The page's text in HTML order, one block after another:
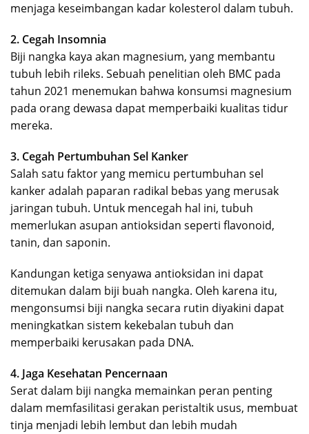
menjaga keseimbangan kadar kolesterol dalam tubuh.
2. Cegah Insomnia
Biji nangka kaya akan magnesium, yang membantu
tubuh lebih rileks. Sebuah penelitian oleh BMC pada
tahun 2021 menemukan bahwa konsumsi magnesium
pada orang dewasa dapat memperbaiki kualitas tidur
mereka.
3. Cegah Pertumbuhan Sel Kanker
Salah satu faktor yang memicu pertumbuhan sel
kanker adalah paparan radikal bebas yang merusak
jaringan tubuh. Untuk mencegah hal ini, tubuh
memerlukan asupan antioksidan seperti flavonoid,
tanin, dan saponin.
Kandungan ketiga senyawa antioksidan ini dapat
ditemukan dalam biji buah nangka. Oleh karena itu,
mengonsumsi biji nangka secara rutin diyakini dapat
meningkatkan sistem kekebalan tubuh dan
memperbaiki kerusakan pada DNA.
4. Jaga Kesehatan Pencernaan
Serat dalam biji nangka memainkan peran penting
dalam memfasilitasi gerakan peristaltik usus, membuat
tinja menjadi lebih lembut dan lebih mudah